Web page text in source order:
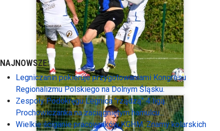
NAJNOWSZE:
Legniczanin pokieruje przygotowaniami Kongresu
Regionalizmu Polskiego na Dolnym Śląsku.
Zespoły Podokręgu Legnica "rządzą" 4 ligą.
Prochowiczanka na zaciągniętym hamulcu...
Wielkie ściganie pracowników KGHM. Znamy kolarskich